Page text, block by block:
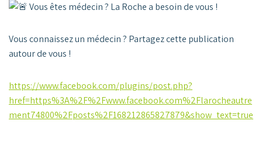
Vous êtes médecin ? La Roche a besoin de vous !
Vous connaissez un médecin ? Partagez cette publication
autour de vous !
https://www.facebook.com/plugins/post.php?
href=https%3A%2F%2Fwww.facebook.com%2Flarocheautre
ment74800%2Fposts%2F168212865827879&show_text=true